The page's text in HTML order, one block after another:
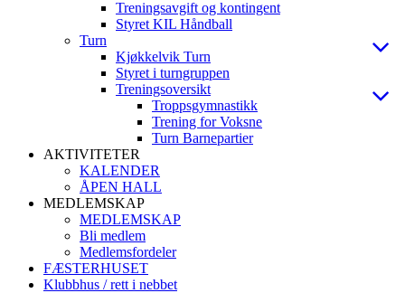
Treningsavgift og kontingent
Styret KIL Håndball
Turn
Kjøkkelvik Turn
Styret i turngruppen
Treningsoversikt
Troppsgymnastikk
Trening for Voksne
Turn Barnepartier
AKTIVITETER
KALENDER
ÅPEN HALL
MEDLEMSKAP
MEDLEMSKAP
Bli medlem
Medlemsfordeler
FÆSTERHUSET
Klubbhus / rett i nebbet